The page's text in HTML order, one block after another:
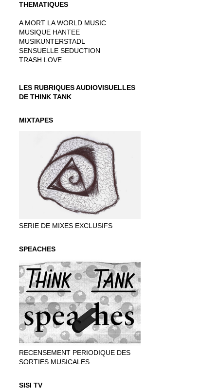
THEMATIQUES
A MORT LA WORLD MUSIC
MUSIQUE HANTEE
MUSIKUNTERSTADL
SENSUELLE SEDUCTION
TRASH LOVE
LES RUBRIQUES AUDIOVISUELLES
DE THINK TANK
MIXTAPES
SERIE DE MIXES EXCLUSIFS
SPEACHES
RECENSEMENT PERIODIQUE DES
SORTIES MUSICALES
SISI TV